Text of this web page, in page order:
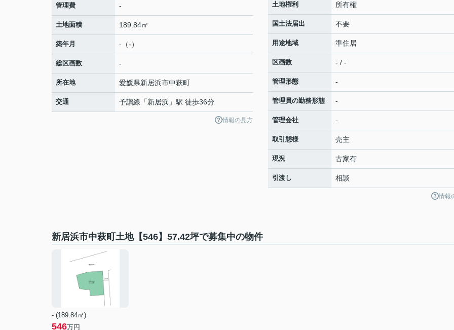
管理費 -
土地面積 189.84㎡
築年月 -（-）
総区画数 -
所在地 愛媛県新居浜市中萩町
交通 予讃線 「新居浜 」駅 徒歩36分
情報の見方
土地権利 所有権
国土法届出 不要
用途地域 準住居
区画数 - / -
管理形態 -
管理員の勤務形態 -
管理会社 -
取引態様 売主
現況 古家有
引渡し 相談
情報
新居浜市中萩町土地【546】57.42坪で募集中の物件
- (189.84㎡)
546万円